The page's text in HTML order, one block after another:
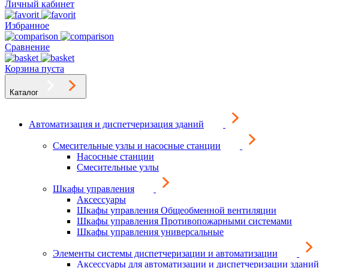
Личный кабинет
Избранное
Сравнение
Корзина пуста
Каталог
Автоматизация и диспетчеризация зданий
Смесительные узлы и насосные станции
Насосные станции
Смесительные узлы
Шкафы управления
Аксессуары
Шкафы управления Общеобменной вентиляции
Шкафы управления Противопожарными системами
Шкафы управления универсальные
Элементы системы диспетчеризации и автоматизации
Аксессуары для автоматизации и диспетчеризации зданий